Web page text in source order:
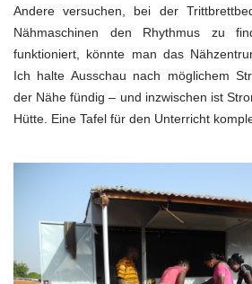
Andere versuchen, bei der
Nähmaschinen den Rhythmus zu
funktioniert, könnte man das
Ich halte Ausschau nach möglichem
der Nähe fündig – und inzwischen ist
Hütte. Eine Tafel für den Unterricht